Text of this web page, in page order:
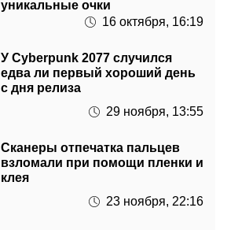
У Cyberpunk 2077 случился
с дня релиза
29 ноября, 13:55
Сканеры отпечатка пальцев
клея
23 ноября, 22:16
Rockstar показала первый